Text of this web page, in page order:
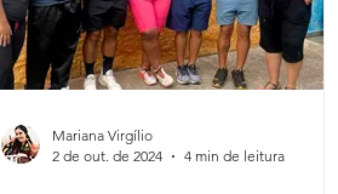
Mariana Virgílio
2 de out. de 2024
4 min de leitura